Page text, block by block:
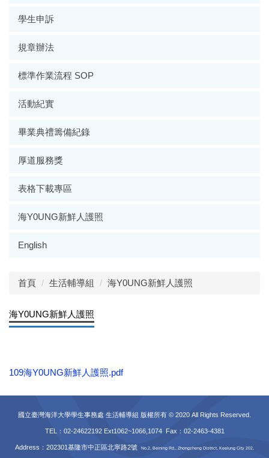
學生申訴
規章辦法
標準作業流程 SOP
活動紀實
畢業典禮籌備紀錄
厚道服務獎
表格下載專區
海Y0UNG新鮮人護照
English
首頁 生活輔導組 海Y0UNG新鮮人護照
海Y0UNG新鮮人護照
109海Y0UNG新鮮人護照.pdf
國立臺灣海洋大學學生事務處 生活輔導組 版權所有 © 2020 All Rights Reserved.
TEL：02-24622192 Ext1062~1066,1074 Fax ：02-2463-4381
Address：202301基隆市中正區北寧路2號 No.2, Beining Rd., Zhongzheng District, Keelung City 202,